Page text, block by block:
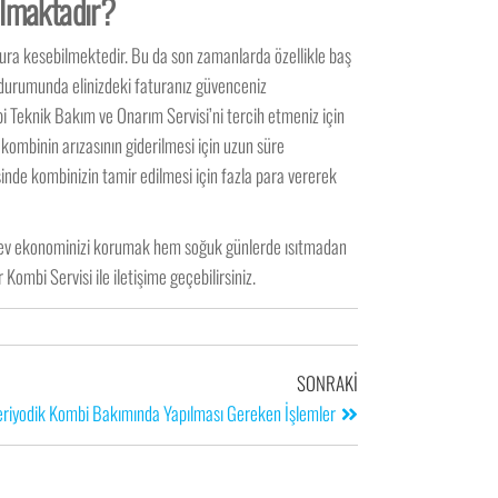
kesebilmektedir. Bu da son zamanlarda özellikle baş
elinizdeki faturanız güvenceniz
Bakım ve Onarım Servisi’ni tercih etmeniz için
arızasının giderilmesi için uzun süre
kombinizin tamir edilmesi için fazla para vererek
ekonominizi korumak hem soğuk günlerde ısıtmadan
Servisi ile iletişime geçebilirsiniz.
SONRAKI
Kombi Bakımında Yapılması Gereken İşlemler